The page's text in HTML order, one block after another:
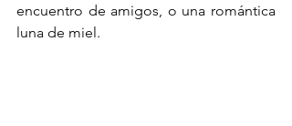
encuentro de amigos, o una romántica
luna de miel.